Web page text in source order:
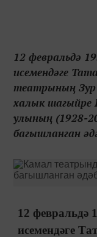
12 февральдә
исемендәге
театрының Зур
халык шагыйре
улының (1928-
багышланган
12 февральдә
исемендәге